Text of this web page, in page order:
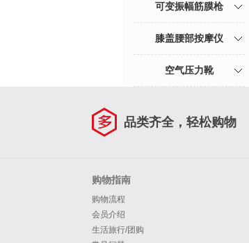
可变振幅筋膜枪
膝盖腰部按摩仪
空气压力靴
品类齐全，轻松购物
购物指南
购物流程
会员介绍
生活旅行/团购